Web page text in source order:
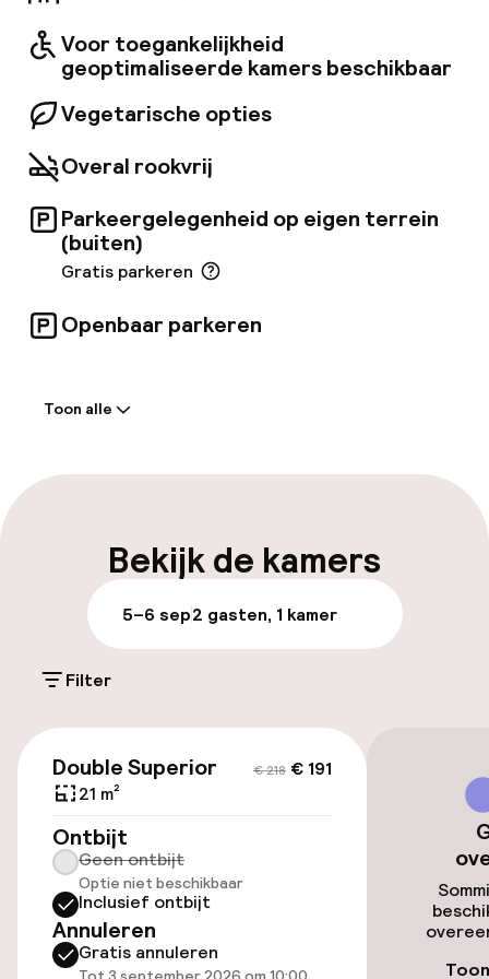
een gezellig gevoel te geven. Ze zijn ook
uitgerust met alle essentiële voorzieningen
om een aangenaam en gedenkwaardig verblijf
te bieden.
Voor toegankelijkheid
geoptimaliseerde kamers beschikbaar
Vegetarische opties
Overal rookvrij
Parkeergelegenheid op eigen terrein
(buiten)
Gratis parkeren
Openbaar parkeren
Meertalige medewerkers
Parkeren & mobiliteit
Parkeergelegenheid op eigen terrein
(buiten)
Openbaar parkeren
Transferservice
Fietsenstalling
Toon alle
Bekijk de kamers
5–6 sep2 gasten, 1 kamer
Filter
€ 218 € 191
Double Superior
21 m²
Ontbijt
Geen ontbijt
Optie niet beschikbaar
Inclusief ontbijt
Annuleren
Gratis annuleren